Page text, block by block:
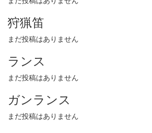
狩猟笛
まだ投稿はありません
ランス
まだ投稿はありません
ガンランス
まだ投稿はありません